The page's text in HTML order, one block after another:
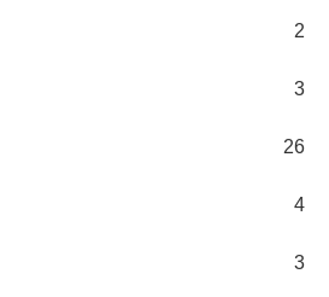
2
3
26
4
3